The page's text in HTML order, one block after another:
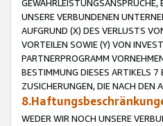
GEWÄHRLEISTUNGSANSPRÜCHE,
UNSERE VERBUNDENEN
AUFGRUND (X) DES VERLUSTS
VORTEILEN SOWIE (Y) VON
PARTNERPROGRAMM
BESTIMMUNG DIESES ARTIKELS 7
ZUSICHERUNGEN, DIE NACH DEN
WEDER WIR NOCH UNSERE